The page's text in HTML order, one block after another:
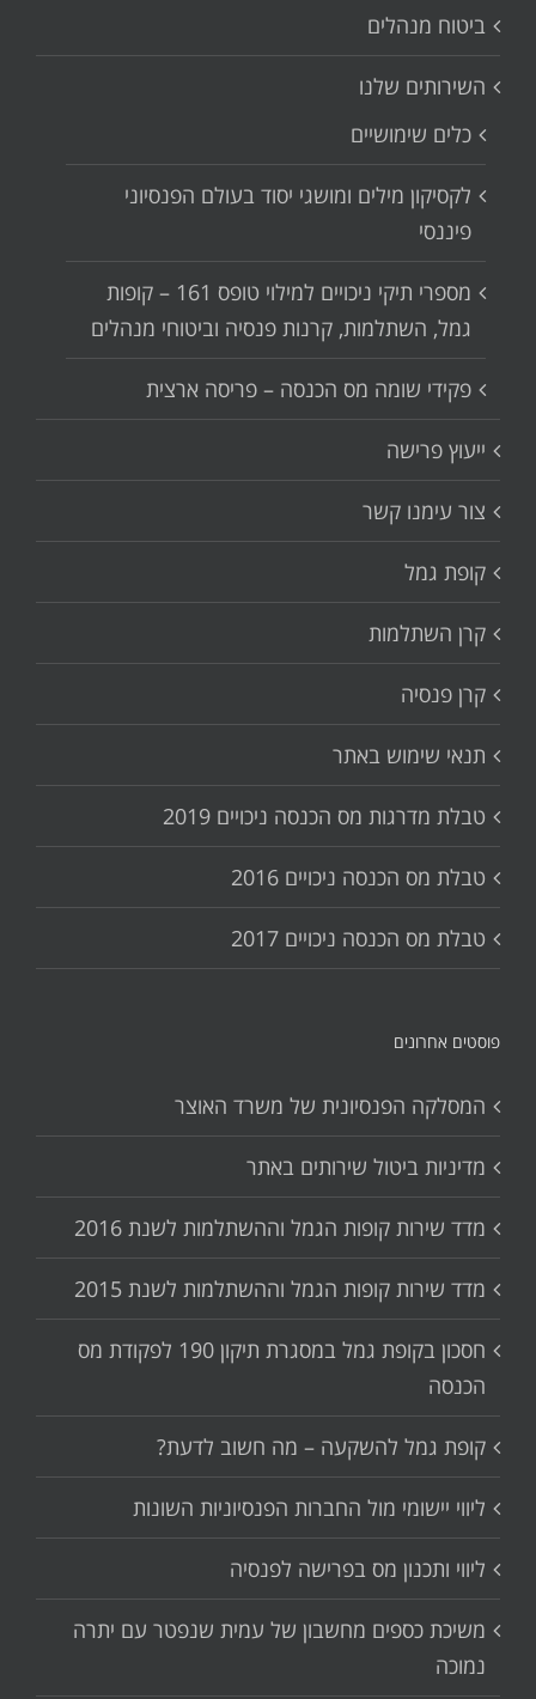
ביטוח מנהלים
השירותים שלנו
כלים שימושיים
לקסיקון מילים ומושגי יסוד בעולם הפנסיוני
פיננסי
מספרי תיקי ניכויים למילוי טופס 161 – קופות
גמל, השתלמות, קרנות פנסיה וביטוחי מנהלים
פקידי שומה מס הכנסה – פריסה ארצית
ייעוץ פרישה
צור עימנו קשר
קופת גמל
קרן השתלמות
קרן פנסיה
תנאי שימוש באתר
טבלת מדרגות מס הכנסה ניכויים 2019
טבלת מס הכנסה ניכויים 2016
טבלת מס הכנסה ניכויים 2017
פוסטים אחרונים
המסלקה הפנסיונית של משרד האוצר
מדיניות ביטול שירותים באתר
מדד שירות קופות הגמל וההשתלמות לשנת 2016
מדד שירות קופות הגמל וההשתלמות לשנת 2015
חסכון בקופת גמל במסגרת תיקון 190 לפקודת מס
הכנסה
קופת גמל להשקעה – מה חשוב לדעת?
ליווי יישומי מול החברות הפנסיוניות השונות
ליווי ותכנון מס בפרישה לפנסיה
משיכת כספים מחשבון של עמית שנפטר עם יתרה
נמוכה